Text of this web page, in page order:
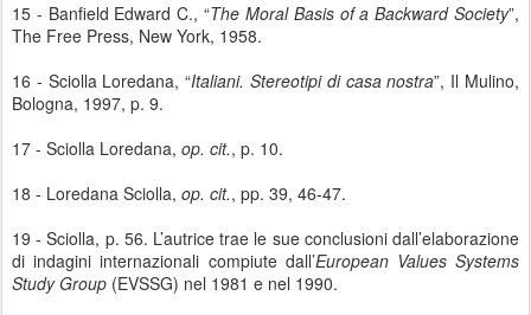
15 - Banfield Edward C., “The Moral Basis of a Backward Society”,
The Free Press, New York, 1958.
16 - Sciolla Loredana, “Italiani. Stereotipi di casa nostra”, Il Mulino,
Bologna, 1997, p. 9.
17 - Sciolla Loredana, op. cit., p. 10.
18 - Loredana Sciolla, op. cit., pp. 39, 46-47.
19 - Sciolla, p. 56. L’autrice trae le sue conclusioni dall’elaborazione
di indagini internazionali compiute dall’European Values Systems
Study Group (EVSSG) nel 1981 e nel 1990.